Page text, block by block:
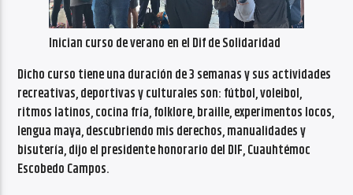
Inician curso de verano en el Dif de Solidaridad
Dicho curso tiene una duración de 3 semanas y sus actividades
recreativas, deportivas y culturales son: fútbol, voleibol,
ritmos latinos, cocina fría, folklore, braille, experimentos locos,
lengua maya, descubriendo mis derechos, manualidades y
bisutería, dijo el presidente honorario del DIF, Cuauhtémoc
Escobedo Campos.